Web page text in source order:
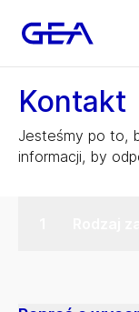
Kontakt
Jesteśmy po to,
informacji, by